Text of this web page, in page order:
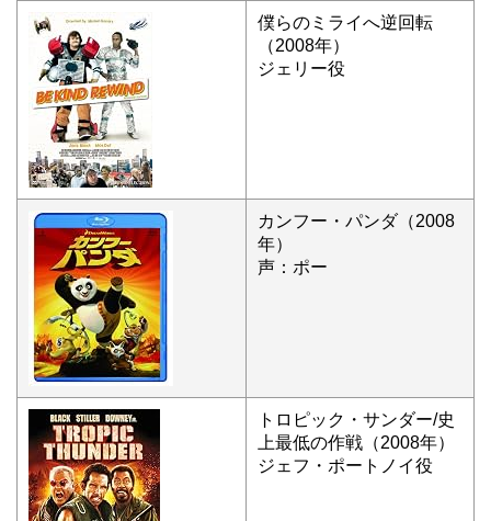
僕らのミライへ逆回転
（2008年）
ジェリー役
カンフー・パンダ（2008
年）
声：ポー
トロピック・サンダー/史
上最低の作戦（2008年）
ジェフ・ポートノイ役